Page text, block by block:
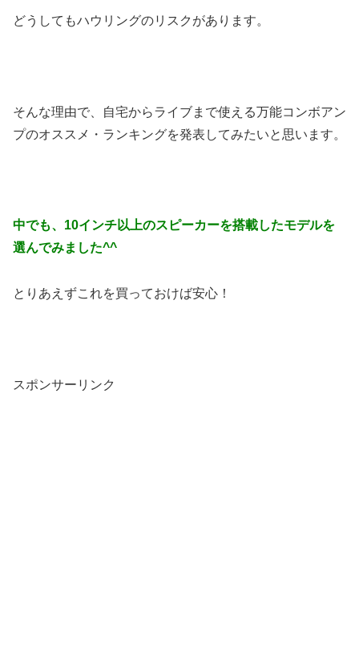
どうしてもハウリングのリスクがあります。
そんな理由で、自宅からライブまで使える万能コンボアン
プのオススメ・ランキングを発表してみたいと思います。
中でも、10インチ以上のスピーカーを搭載したモデルを
選んでみました^^
とりあえずこれを買っておけば安心！
スポンサーリンク